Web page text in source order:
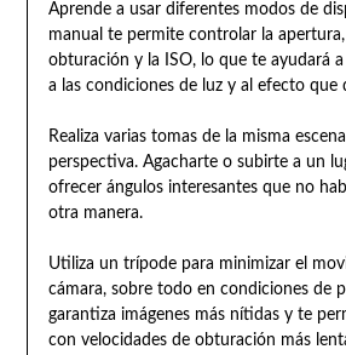
Aprende a usar diferentes modos de
manual te permite controlar la
obturación y la ISO, lo que te ayudará
a las condiciones de luz y al efecto que
Realiza varias tomas de la misma
perspectiva. Agacharte o subirte a un
ofrecer ángulos interesantes que no
otra manera.
Utiliza un trípode para minimizar el
cámara, sobre todo en condiciones de
garantiza imágenes más nítidas y te
con velocidades de obturación más